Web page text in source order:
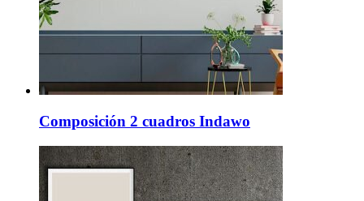
Composición 2 cuadros Indawo